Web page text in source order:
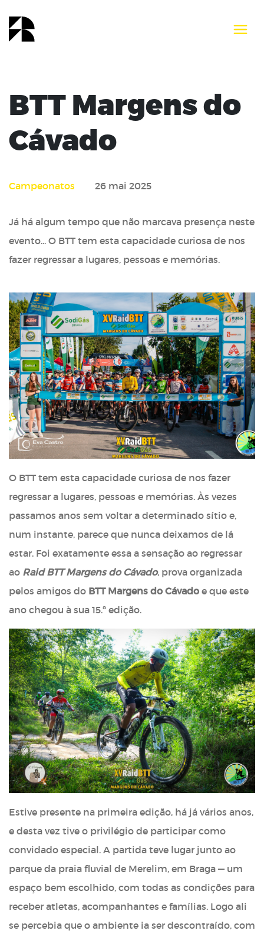
BTT Margens do
Cávado
Campeonatos 26 mai 2025
Já há algum tempo que não marcava presença neste
evento... O BTT tem esta capacidade curiosa de nos
fazer regressar a lugares, pessoas e memórias.
O BTT tem esta capacidade curiosa de nos fazer
regressar a lugares, pessoas e memórias. Às vezes
passamos anos sem voltar a determinado sítio e,
num instante, parece que nunca deixamos de lá
estar. Foi exatamente essa a sensação ao regressar
ao Raid BTT Margens do Cávado, prova organizada
pelos amigos do BTT Margens do Cávado e que este
ano chegou à sua 15.ª edição.
Estive presente na primeira edição, há já vários anos,
e desta vez tive o privilégio de participar como
convidado especial. A partida teve lugar junto ao
parque da praia fluvial de Merelim, em Braga — um
espaço bem escolhido, com todas as condições para
receber atletas, acompanhantes e famílias. Logo ali
se percebia que o ambiente ia ser descontraído, com